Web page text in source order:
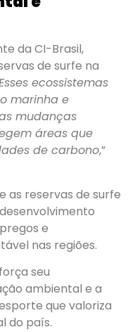
da CI-Brasil,
de surfe na
ecossistemas
marinha e
mudanças
áreas que
de carbono,”
as reservas de surfe
e
nas regiões.
seu
ambiental e a
que valoriza
do país.